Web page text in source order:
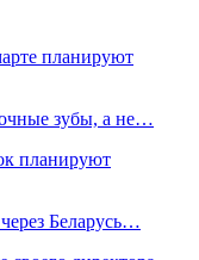
планируют
зубы, а не…
планируют
Беларусь…